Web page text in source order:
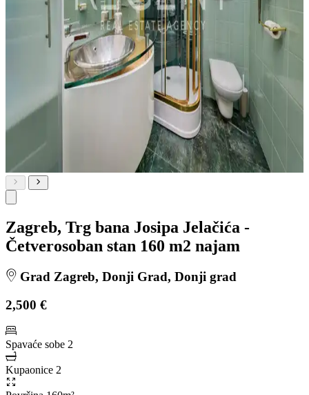
Zagreb, Trg bana Josipa Jelačića -
Četverosoban stan 160 m2 najam
Grad Zagreb, Donji Grad, Donji grad
2,500 €
Spavaće sobe 2
Kupaonice 2